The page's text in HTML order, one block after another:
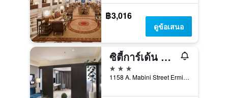
฿3,016
ดูข้อเสนอ
ซิตี้การ์เด้น สวีทส์ มะนิลา
3 ดาว
1158 A. Mabini Street Ermita, มะนิลา, ฟิลิปปินส์